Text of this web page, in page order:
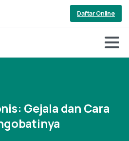
Daftar Online
Gejala dan Cara